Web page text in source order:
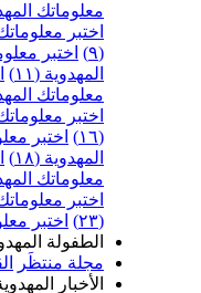
معلوماتك
اختبر
(٩)
اختبر
المهدوية (١١)
معلوماتك
اختبر معلوماتك
(١٦)
اختبر
المهدوية (١٨)
معلوماتك
اختبر معلوماتك
(٢٣)
اختبر
الطفولة
مجلة منتظَر
الأخبار